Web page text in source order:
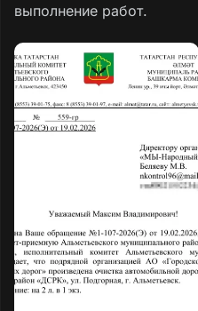
выполнение работ.